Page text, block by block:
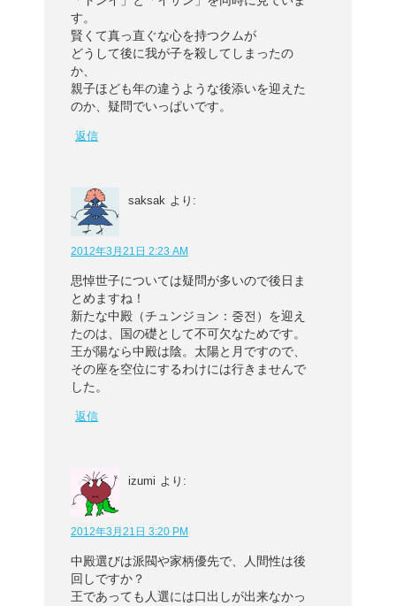
す。
賢くて真っ直ぐな心を持つクムが
どうして後に我が子を殺してしまったの
か、
親子ほども年の違うような後添いを迎えた
のか、疑問でいっぱいです。
返信
saksak より:
2012年3月21日 2:23 AM
思悼世子については疑問が多いので後日ま
とめますね！
新たな中殿（チュンジョン：중전）を迎え
たのは、国の礎として不可欠なためです。
王が陽なら中殿は陰。太陽と月ですので、
その座を空位にするわけには行きませんで
した。
返信
izumi より:
2012年3月21日 3:20 PM
中殿選びは派閥や家柄優先で、人間性は後
回しですか？
王であっても人選には口出しが出来なかっ